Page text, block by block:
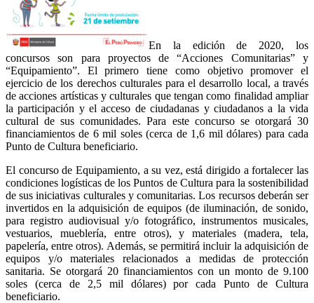
En la edición de 2020, los
concursos son para proyectos de “Acciones Comunitarias” y
“Equipamiento”. El primero tiene como objetivo promover el
ejercicio de los derechos culturales para el desarrollo local, a través
de acciones artísticas y culturales que tengan como finalidad ampliar
la participación y el acceso de ciudadanas y ciudadanos a la vida
cultural de sus comunidades. Para este concurso se otorgará 30
financiamientos de 6 mil soles (cerca de 1,6 mil dólares) para cada
Punto de Cultura beneficiario.
El concurso de Equipamiento, a su vez, está dirigido a fortalecer las
condiciones logísticas de los Puntos de Cultura para la sostenibilidad
de sus iniciativas culturales y comunitarias. Los recursos deberán ser
invertidos en la adquisición de equipos (de iluminación, de sonido,
para registro audiovisual y/o fotográfico, instrumentos musicales,
vestuarios, mueblería, entre otros), y materiales (madera, tela,
papelería, entre otros). Además, se permitirá incluir la adquisición de
equipos y/o materiales relacionados a medidas de protección
sanitaria. Se otorgará 20 financiamientos con un monto de 9.100
soles (cerca de 2,5 mil dólares) por cada Punto de Cultura
beneficiario.